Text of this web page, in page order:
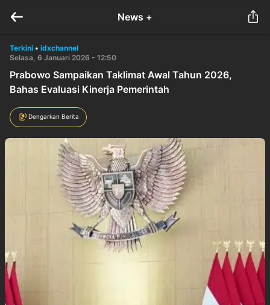
News +
Terkini • idxchannel
Selasa, 6 Januari 2026 - 12:50
Prabowo Sampaikan Taklimat Awal Tahun 2026,
Bahas Evaluasi Kinerja Pemerintah
Dengarkan Berita